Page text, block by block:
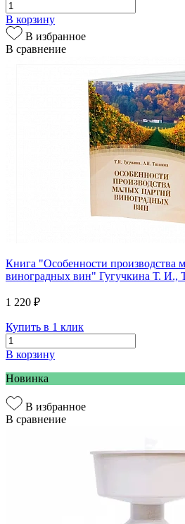
В корзину
В избранное
В сравнение
Книга "Особенности производства
виноградных вин" Гугучкина Т. И.,
1 220 ₽
Купить в 1 клик
В корзину
Новинка
В избранное
В сравнение